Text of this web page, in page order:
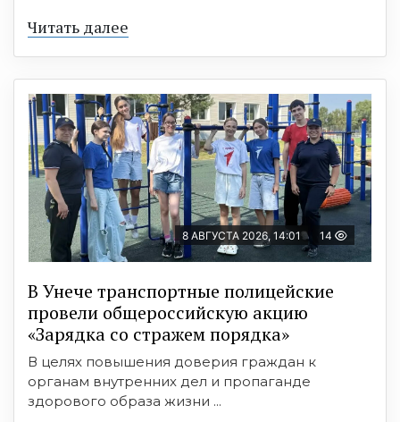
Читать далее
8 АВГУСТА 2026, 14:01 14
В Унече транспортные полицейские
провели общероссийскую акцию
«Зарядка со стражем порядка»
В целях повышения доверия граждан к
органам внутренних дел и пропаганде
здорового образа жизни ...